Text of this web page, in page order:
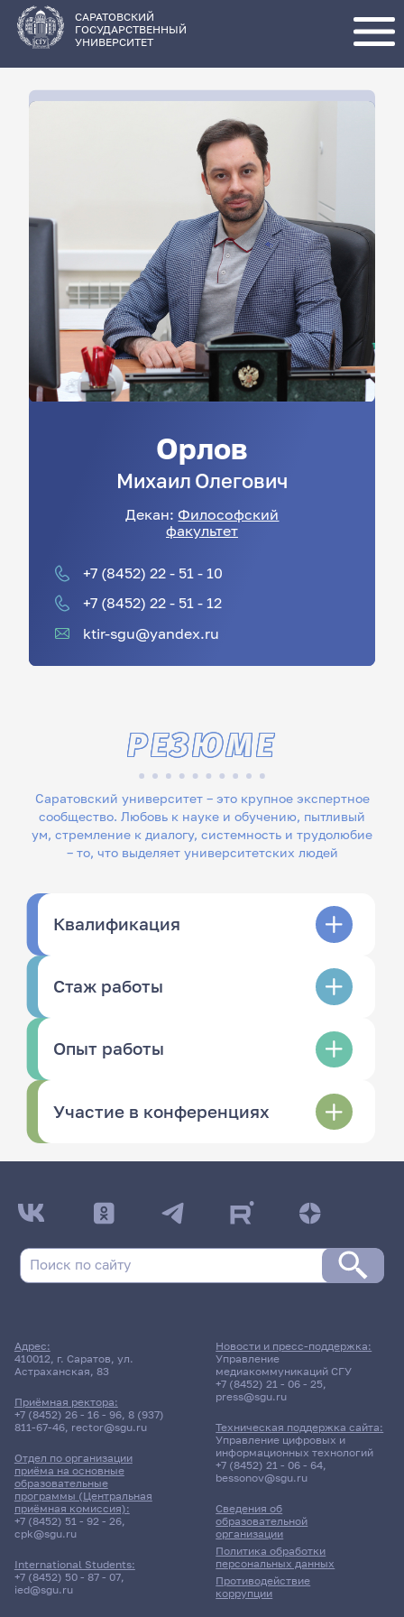
основному
содержанию
САРАТОВСКИЙ
ГОСУДАРСТВЕННЫЙ
УНИВЕРСИТЕТ
Орлов
Михаил Олегович
Декан: Философский
факультет
+7 (8452) 22 - 51 - 10
+7 (8452) 22 - 51 - 12
ktir-sgu@yandex.ru
Саратовский университет – это крупное экспертное
сообщество. Любовь к науке и обучению, пытливый
ум, стремление к диалогу, системность и трудолюбие
– то, что выделяет университетских людей
РЕЗЮМЕ
Квалификация
Стаж работы
Опыт работы
Участие в конференциях
Адрес:
410012, г. Саратов, ул.
Астраханская, 83
Приёмная ректора:
+7 (8452) 26 - 16 - 96, 8 (937)
811-67-46, rector@sgu.ru
Отдел по организации
приёма на основные
образовательные
программы (Центральная
приёмная комиссия):
+7 (8452) 51 - 92 - 26,
cpk@sgu.ru
International Students:
+7 (8452) 50 - 87 - 07,
ied@sgu.ru
Сведения об
образовательной
организации
Политика обработки
персональных данных
Противодействие
коррупции
Новости и пресс-поддержка:
Управление
медиакоммуникаций СГУ
+7 (8452) 21 - 06 - 25,
press@sgu.ru
Техническая поддержка сайта:
Управление цифровых и
информационных технологий
+7 (8452) 21 - 06 - 64,
bessonov@sgu.ru